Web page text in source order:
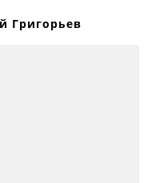
Григорьев